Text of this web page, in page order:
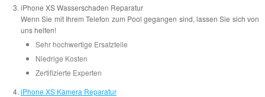
iPhone XS Wasserschaden Reparatur
Wenn Sie mit Ihrem Telefon zum Pool gegangen sind, lassen Sie sich von
uns helfen!
Sehr hochwertige Ersatzteile
Niedrige Kosten
Zertifizierte Experten
iPhone XS Kamera Reparatur